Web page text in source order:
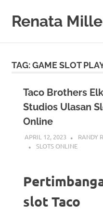
contentRenata
Bisnis,
Gaya
Hidup
TAG:GAME SLOT
Taco Brothers Elk
Studios Ulasan
Online
APRIL 12, 2023
RANDY
SLOTS ONLINE
slot Taco